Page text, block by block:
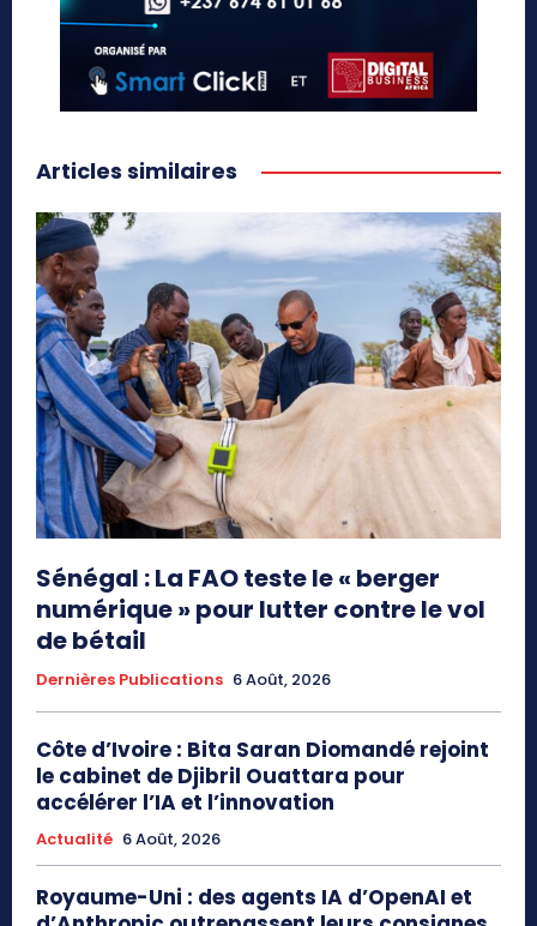
Articles similaires
Sénégal : La FAO teste le « berger
numérique » pour lutter contre le vol
de bétail
Dernières Publications 6 Août, 2026
Côte d’Ivoire : Bita Saran Diomandé rejoint
le cabinet de Djibril Ouattara pour
accélérer l’IA et l’innovation
Actualité 6 Août, 2026
Royaume-Uni : des agents IA d’OpenAI et